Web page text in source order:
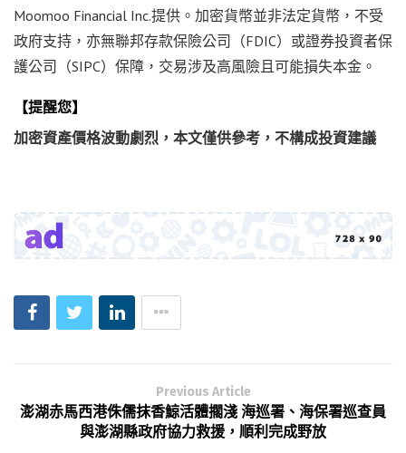
Moomoo Financial Inc.提供。加密貨幣並非法定貨幣，不受
政府支持，亦無聯邦存款保險公司（FDIC）或證券投資者保
護公司（SIPC）保障，交易涉及高風險且可能損失本金。
【提醒您】
加密資產價格波動劇烈，本文僅供參考，不構成投資建議
Previous Article
澎湖赤馬西港侏儒抹香鯨活體擱淺 海巡署、海保署巡查員
與澎湖縣政府協力救援，順利完成野放